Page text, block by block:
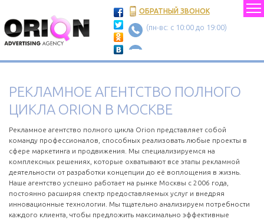
ОБРАТНЫЙ ЗВОНОК
(пн-вс: c 10:00 до 19:00)
РЕКЛАМНОЕ АГЕНТСТВО ПОЛНОГО
ЦИКЛА ORION В МОСКВЕ
Рекламное агентство полного цикла Orion представляет собой
команду профессионалов, способных реализовать любые проекты в
сфере маркетинга и продвижения. Мы специализируемся на
комплексных решениях, которые охватывают все этапы рекламной
деятельности от разработки концепции до её воплощения в жизнь.
Наше агентство успешно работает на рынке Москвы с 2006 года,
постоянно расширяя спектр предоставляемых услуг и внедряя
инновационные технологии. Мы тщательно анализируем потребности
каждого клиента, чтобы предложить максимально эффективные